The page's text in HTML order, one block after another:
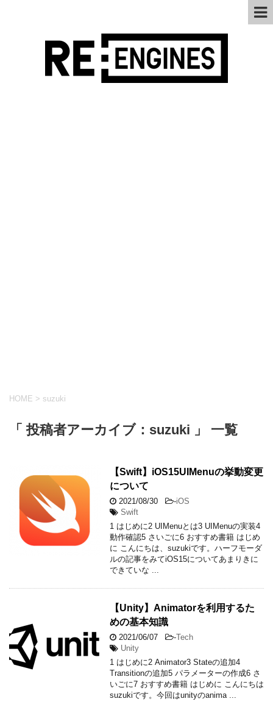
HOME > suzuki
「 投稿者アーカイブ：suzuki 」 一覧
【Swift】iOS15UIMenuの挙動変更
について
2021/08/30 -iOS
Swift
1 はじめに2 UIMenuとは3 UIMenuの実装4
動作確認5 さいごに6 おすすめ書籍 はじめ
に こんにちは、suzukiです。ハーフモーダ
ルの記事をみてiOS15についてあまりきに
できていな ...
【Unity】Animatorを利用するた
めの基本知識
2021/06/07 -Tech
Unity
1 はじめに2 Animator3 Stateの追加4
Transitionの追加5 パラメーターの作成6 さ
いごに7 おすすめ書籍 はじめに こんにちは
suzukiです。今回はunityのanima ...